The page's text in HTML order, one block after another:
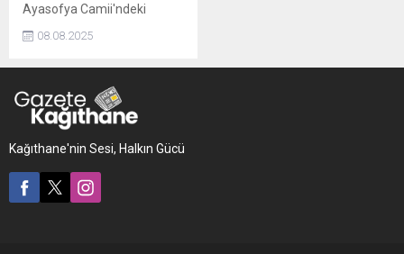
Ayasofya Camii'ndeki
ayrıntılar ortaya çıktı.
sayfaları tutuşturup parfüm
sıkarak alevlerin artmasını
08.08.2025
Kağıthane'nin Sesi, Halkın Gücü